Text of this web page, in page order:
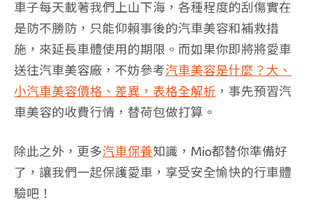
車子每天載著我們上山下海，各種程度的刮傷實在
是防不勝防，只能仰賴事後的汽車美容和補救措
施，來延長車體使用的期限。而如果你即將將愛車
送往汽車美容廠，不妨參考汽車美容是什麼？大、
小汽車美容價格、差異，表格全解析 ，事先預習汽
車美容的收費行情，替荷包做打算。
除此之外，更多汽車保養知識，Mio都替你準備好
了，讓我們一起保護愛車，享受安全愉快的行車體
驗吧！